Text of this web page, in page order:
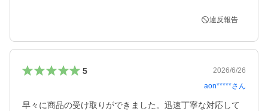
違反報告
5
2026/6/26
aon*****さん
早々に商品の受け取りができました。迅速丁寧な対応して